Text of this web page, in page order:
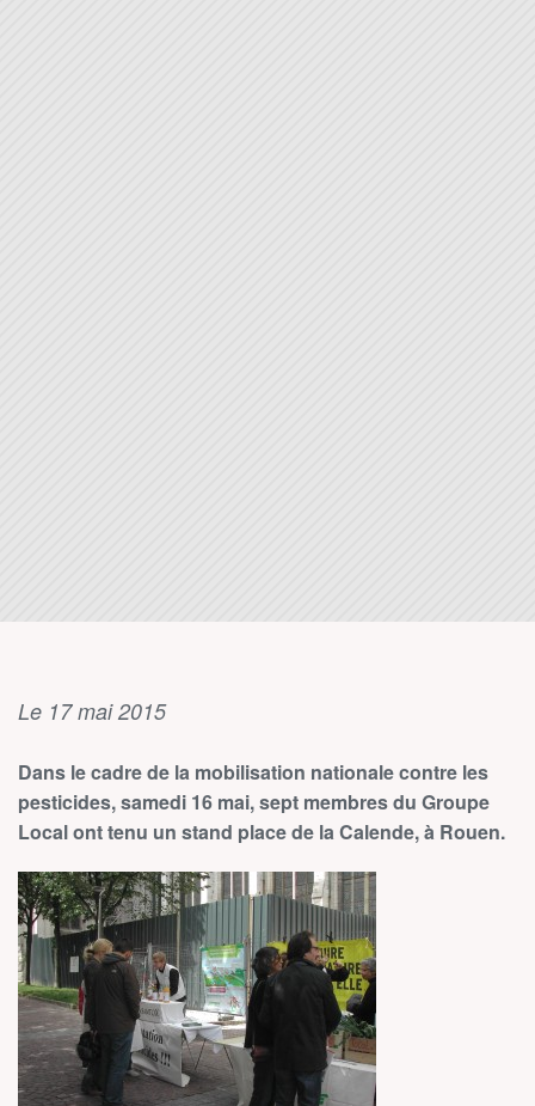
Le 17 mai 2015
Dans le cadre de la mobilisation nationale contre les
pesticides, samedi 16 mai, sept membres du Groupe
Local ont tenu un stand place de la Calende, à Rouen.